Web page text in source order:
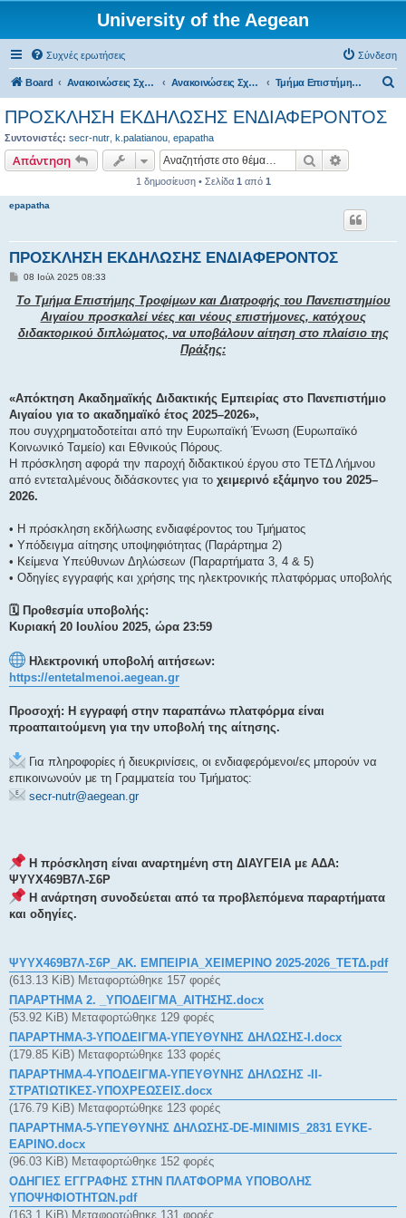
University of the Aegean
Συχνές ερωτήσεις Σύνδεση
Board Ανακοινώσεις Σχολών, Τμημάτων, Συλλόγων & Υπηρεσιών Ανακοινώσεις Σχολών & Τμημάτων (Λήμνος) Τμήμα Επιστήμης Τροφίμων και Διατροφής
ΠΡΟΣΚΛΗΣΗ ΕΚΔΗΛΩΣΗΣ ΕΝΔΙΑΦΕΡΟΝΤΟΣ
Συντονιστές: secr-nutr k.palatianou epapatha
Απάντηση Αναζήτηση
1 δημοσίευση • Σελίδα 1 από 1
epapatha
ΠΡΟΣΚΛΗΣΗ ΕΚΔΗΛΩΣΗΣ ΕΝΔΙΑΦΕΡΟΝΤΟΣ
Δ
μ
ο
ί
ε
08 Ιούλ 2025 08:33
Το Τμήμα Επιστήμης Τροφίμων και Διατροφής του Πανεπιστημίου
Αιγαίου προσκαλεί νέες και νέους επιστήμονες, κατόχους
διδακτορικού διπλώματος, να υποβάλουν αίτηση στο πλαίσιο της
Πράξης:
«Απόκτηση Ακαδημαϊκής Διδακτικής Εμπειρίας στο Πανεπιστήμιο
Αιγαίου για το ακαδημαϊκό έτος 2025–2026»,
που συγχρηματοδοτείται από την Ευρωπαϊκή Ένωση (Ευρωπαϊκό
Κοινωνικό Ταμείο) και Εθνικούς Πόρους.
Η πρόσκληση αφορά την παροχή διδακτικού έργου στο ΤΕΤΔ Λήμνου
από εντεταλμένους διδάσκοντες για το χειμερινό εξάμηνο του 2025–
2026.
• Η πρόσκληση εκδήλωσης ενδιαφέροντος του Τμήματος
• Υπόδειγμα αίτησης υποψηφιότητας (Παράρτημα 2)
• Κείμενα Υπεύθυνων Δηλώσεων (Παραρτήματα 3, 4 & 5)
• Οδηγίες εγγραφής και χρήσης της ηλεκτρονικής πλατφόρμας υποβολής
🗓 Προθεσμία υποβολής:
Κυριακή 20 Ιουλίου 2025, ώρα 23:59
Ηλεκτρονική υποβολή αιτήσεων:
https://entetalmenoi.aegean.gr
Προσοχή: Η εγγραφή στην παραπάνω πλατφόρμα είναι
προαπαιτούμενη για την υποβολή της αίτησης.
Για πληροφορίες ή διευκρινίσεις, οι ενδιαφερόμενοι/ες μπορούν να
επικοινωνούν με τη Γραμματεία του Τμήματος:
secr-nutr@aegean.gr
Η πρόσκληση είναι αναρτημένη στη ΔΙΑΥΓΕΙΑ με ΑΔΑ:
ΨΥΥΧ469Β7Λ-Σ6Ρ
Η ανάρτηση συνοδεύεται από τα προβλεπόμενα παραρτήματα
και οδηγίες.
ΨΥΥΧ469Β7Λ-Σ6Ρ_ΑΚ. ΕΜΠΕΙΡΙΑ_ΧΕΙΜΕΡΙΝΟ 2025-2026_ΤΕΤΔ.pdf
(613.13 KiB) Μεταφορτώθηκε 157 φορές
ΠΑΡΑΡΤΗΜΑ 2. _ΥΠΟΔΕΙΓΜΑ_ΑΙΤΗΣΗΣ.docx
(53.92 KiB) Μεταφορτώθηκε 129 φορές
ΠΑΡΑΡΤΗΜΑ-3-ΥΠΟΔΕΙΓΜΑ-ΥΠΕΥΘΥΝΗΣ ΔΗΛΩΣΗΣ-Ι.docx
(179.85 KiB) Μεταφορτώθηκε 133 φορές
ΠΑΡΑΡΤΗΜΑ-4-ΥΠΟΔΕΙΓΜΑ-ΥΠΕΥΘΥΝΗΣ ΔΗΛΩΣΗΣ -ΙΙ-
ΣΤΡΑΤΙΩΤΙΚΕΣ-ΥΠΟΧΡΕΩΣΕΙΣ.docx
(176.79 KiB) Μεταφορτώθηκε 123 φορές
ΠΑΡΑΡΤΗΜΑ-5-ΥΠΕΥΘΥΝΗΣ ΔΗΛΩΣΗΣ-DE-MINIMIS_2831 ΕΥΚΕ-
ΕΑΡΙΝΟ.docx
(96.03 KiB) Μεταφορτώθηκε 152 φορές
ΟΔΗΓΙΕΣ ΕΓΓΡΑΦΗΣ ΣΤΗΝ ΠΛΑΤΦΟΡΜΑ ΥΠΟΒΟΛΗΣ
ΥΠΟΨΗΦΙΟΤΗΤΩΝ.pdf
(163.1 KiB) Μεταφορτώθηκε 131 φορές